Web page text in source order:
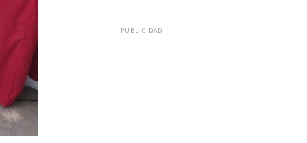
PUBLICIDAD